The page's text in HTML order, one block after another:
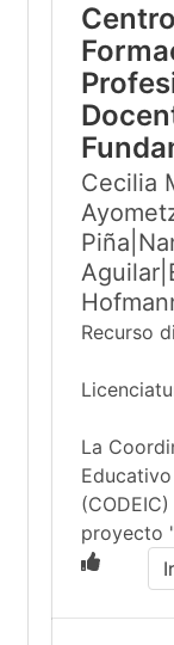
Cecilia
Recurso
La
proyecto